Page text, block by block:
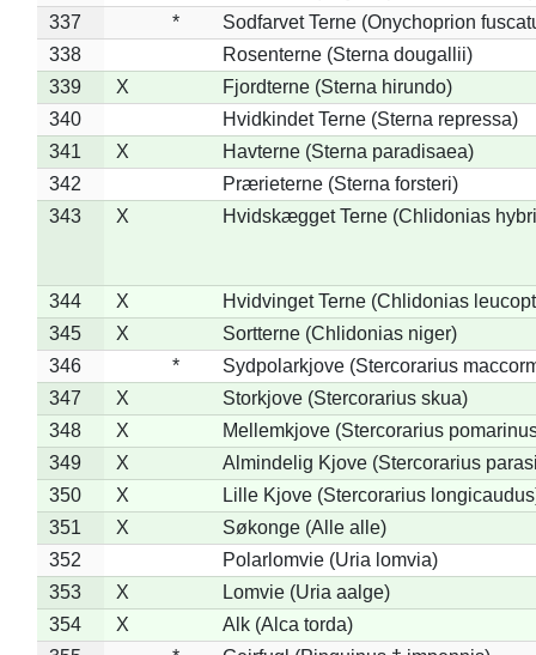
337
*
Sodfarvet Terne (Onychoprion
338
Rosenterne (Sterna dougallii)
339
X
Fjordterne (Sterna hirundo)
340
Hvidkindet Terne (Sterna repressa)
341
X
Havterne (Sterna paradisaea)
342
Prærieterne (Sterna forsteri)
343
X Hvidskægget Terne (Chlidonias
344 X
Hvidvinget Terne (Chlidonias
345
X
Sortterne (Chlidonias niger)
346
*
Sydpolarkjove (Stercorarius
347
X
Storkjove (Stercorarius skua)
348
X
Mellemkjove (Stercorarius
349
X
Almindelig Kjove (Stercorarius
350
X
Lille Kjove (Stercorarius
351
X
Søkonge (Alle alle)
352
Polarlomvie (Uria lomvia)
353
X
Lomvie (Uria aalge)
354
X
Alk (Alca torda)